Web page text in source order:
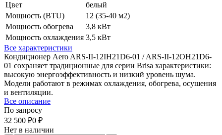
Цвет
белый
Мощность (BTU)
12 (35-40 м2)
Мощность обогрева
3,8 кВт
Мощность охлаждения 3,5 кВт
Все характеристики
Кондиционер Aero ARS-II-12IH21D6-01 / ARS-II-12OH21D6-
01 сохраняет традиционные для серии Brisa характеристики:
высокую энергоэффективность и низкий уровень шума.
Модели работают в режимах охлаждения, обогрева, осушения
и вентиляции.
Все описание
По запросу
32 500 ₽0 ₽
Нет в наличии